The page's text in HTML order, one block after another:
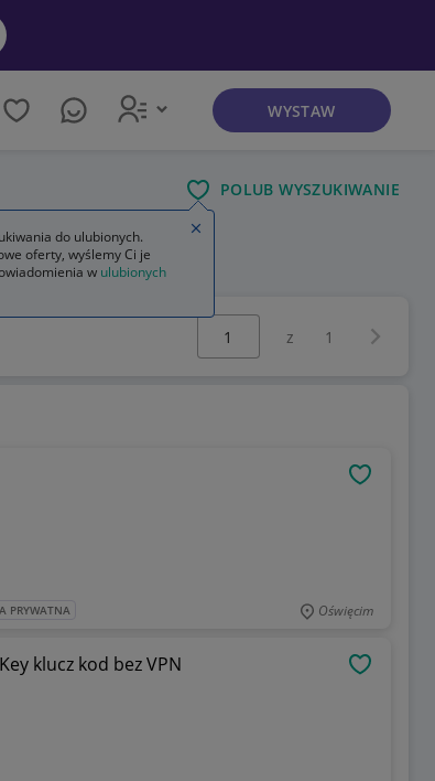
WYSTAW
POLUB WYSZUKIWANIE
Wybierz stronę:
z 1
PRYWATNA Oświęcim
klucz kod bez VPN
do ulubionych.
oferty, wyślemy Ci je
w ulubionych
Zamknij wskazówkę